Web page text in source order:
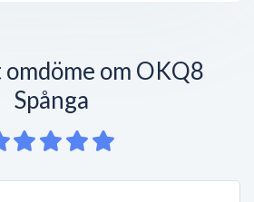
om OKQ8
Spånga